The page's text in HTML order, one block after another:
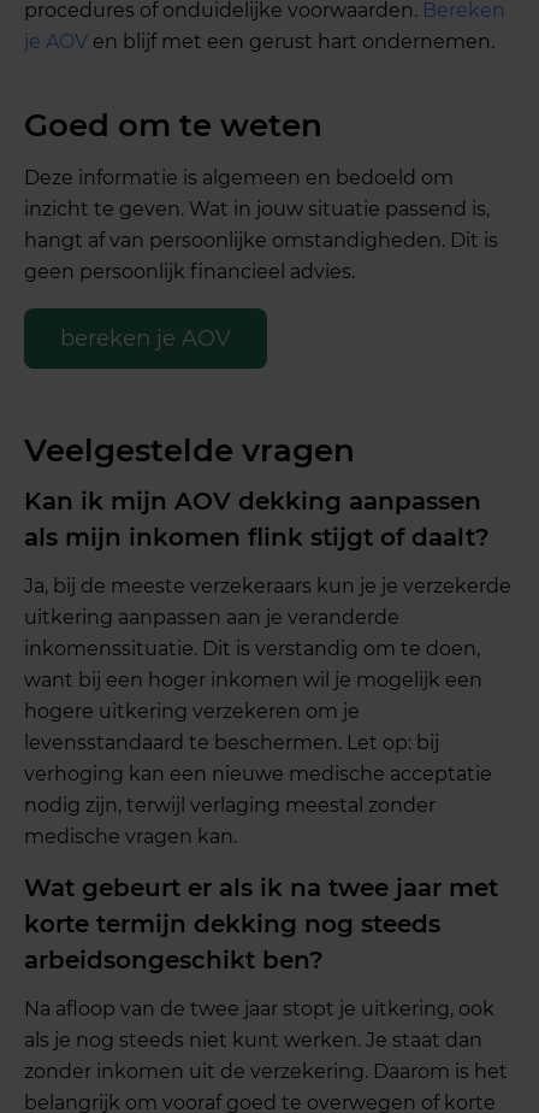
procedures of onduidelijke voorwaarden. Bereken
je AOV en blijf met een gerust hart ondernemen.
Goed om te weten
Deze informatie is algemeen en bedoeld om
inzicht te geven. Wat in jouw situatie passend is,
hangt af van persoonlijke omstandigheden. Dit is
geen persoonlijk financieel advies.
bereken je AOV
Veelgestelde vragen
Kan ik mijn AOV dekking aanpassen
als mijn inkomen flink stijgt of daalt?
Ja, bij de meeste verzekeraars kun je je verzekerde
uitkering aanpassen aan je veranderde
inkomenssituatie. Dit is verstandig om te doen,
want bij een hoger inkomen wil je mogelijk een
hogere uitkering verzekeren om je
levensstandaard te beschermen. Let op: bij
verhoging kan een nieuwe medische acceptatie
nodig zijn, terwijl verlaging meestal zonder
medische vragen kan.
Wat gebeurt er als ik na twee jaar met
korte termijn dekking nog steeds
arbeidsongeschikt ben?
Na afloop van de twee jaar stopt je uitkering, ook
als je nog steeds niet kunt werken. Je staat dan
zonder inkomen uit de verzekering. Daarom is het
belangrijk om vooraf goed te overwegen of korte